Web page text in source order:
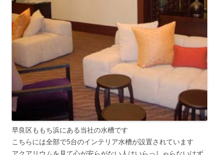
早良区ももち浜にある当社の水槽です
こちらには全部で5台のインテリア水槽が設置されています